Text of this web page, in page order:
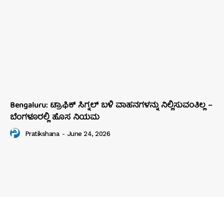
Bengaluru: ಟ್ರಾಫಿಕ್‌ ಸಿಗ್ನಲ್‌ ಬಳಿ ವಾಹನಗಳನ್ನು ನಿಲ್ಲಿಸುವಂತಿಲ್ಲ –
ಬೆಂಗಳೂರಲ್ಲಿ ಹೊಸ ನಿಯಮ
Pratikshana - June 24, 2026